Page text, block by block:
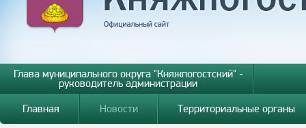
Глава муниципального округа "Княжпогостский" -
руководитель администрации
Главная
Новости Территориальные органы